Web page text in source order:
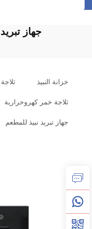
جهاز
خزانة النبيذ
ثلاجة خمر كهروحرارية
جهاز تبريد نبيذ للمطعم